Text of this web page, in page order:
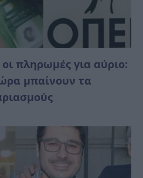
πληρωμές για αύριο:
μπαίνουν τα